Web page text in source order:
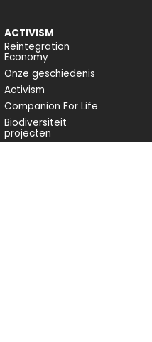
ACTIVISM
Reintegration
Economy
Onze geschiedenis
Activism
Companion For Life
Biodiversiteit
projecten